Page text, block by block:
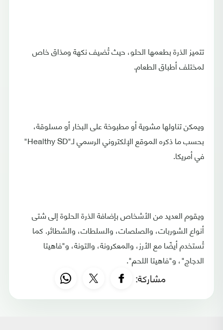
تتميز الذرة بطعمها الحلو، حيث تُضيف نكهة ومذاق خاص
لمختلف أطباق الطعام.
ويمكن تناولها مشوية أو مطبوخة على البخار أو مسلوقة،
بحسب ما ذكره الموقع الإلكتروني الرسمي لـ"Healthy SD"
في أمريكا.
ويقوم العديد من الأشخاص بإضافة الذرة الحلوة إلى شتى
أنواع الشوربات، والصلصات، والسلطات، والشطائر. كما
تُستخدم أيضًا مع الأرز، والمعكرونة، والتونة، و"فاهيتا
الدجاج"، و"فاهيتا اللحم".
مشاركة: